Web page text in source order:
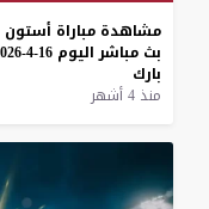
مشاهدة مباراة أستون
بث مباشر اليوم 16-4-2026
بارك
منذ 4 أشهر